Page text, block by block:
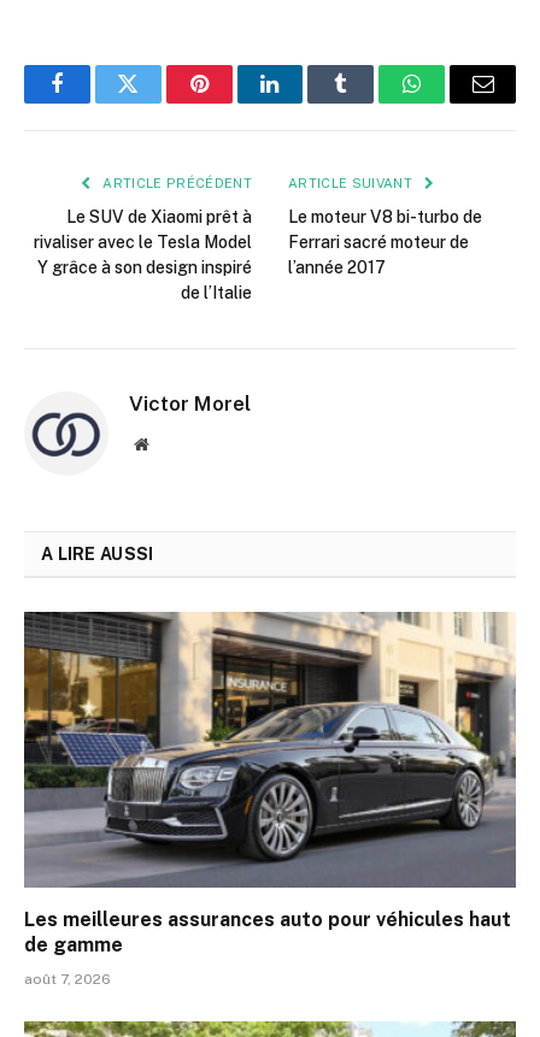
FacebookTwitter PinterestLinkedInTumblr WhatsApp
E-
ARTICLE PRÉCÉDENT
Le SUV de Xiaomi prêt à
rivaliser avec le Tesla Model
Y grâce à son design inspiré
de l’Italie
ARTICLE SUIVANT
Le moteur V8 bi-turbo de
Ferrari sacré moteur de
l’année 2017
Victor Morel
Site
A LIRE AUSSI
Les meilleures assurances auto pour véhicules haut
de gamme
août 7, 2026